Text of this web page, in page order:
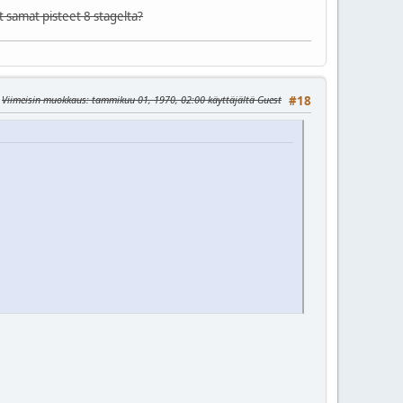
pisteet 8 stagelta?
#18
Viimeisin muokkaus: tammikuu 01, 1970, 02:00 käyttäjältä Guest